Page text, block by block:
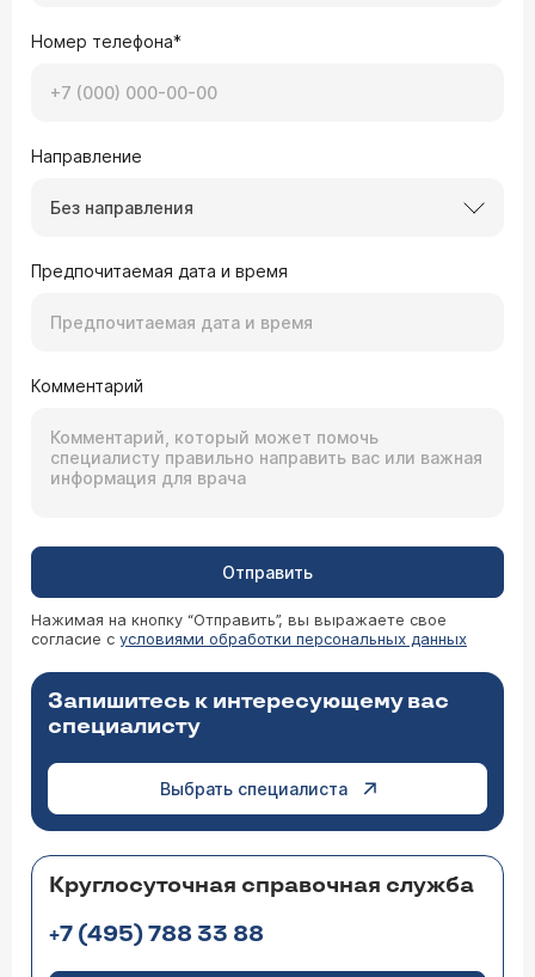
Номер телефона*
Направление
Без направления
Предпочитаемая дата и время
Комментарий
Отправить
Нажимая на кнопку “Отправить”, вы выражаете свое
согласие с условиями обработки персональных данных
Запишитесь к интересующему вас
специалисту
Выбрать специалиста
Круглосуточная справочная служба
+7 (495) 788 33 88